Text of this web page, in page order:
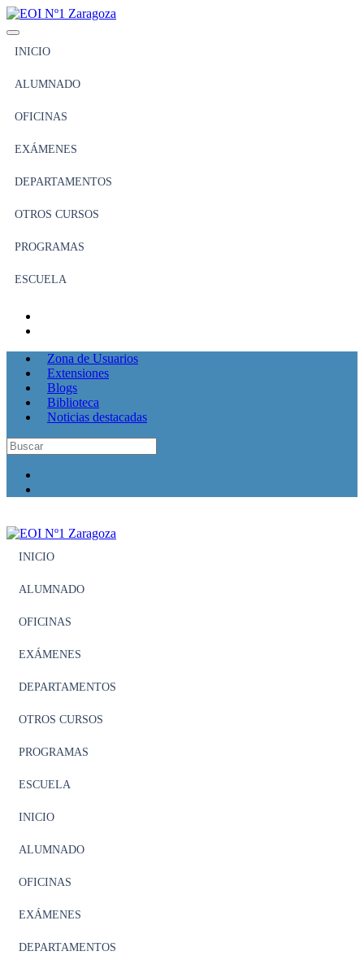
INICIO
ALUMNADO
OFICINAS
EXÁMENES
DEPARTAMENTOS
OTROS CURSOS
PROGRAMAS
ESCUELA
Zona de Usuarios
Extensiones
Blogs
Biblioteca
Noticias destacadas
INICIO
ALUMNADO
OFICINAS
EXÁMENES
DEPARTAMENTOS
OTROS CURSOS
PROGRAMAS
ESCUELA
INICIO
ALUMNADO
OFICINAS
EXÁMENES
DEPARTAMENTOS